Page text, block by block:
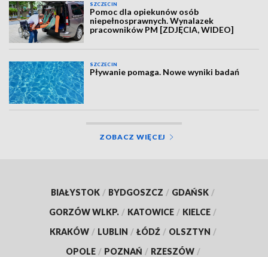
SZCZECIN
Pomoc dla opiekunów osób
niepełnosprawnych. Wynalazek
pracowników PM [ZDJĘCIA, WIDEO]
SZCZECIN
Pływanie pomaga. Nowe wyniki badań
ZOBACZ WIĘCEJ
BIAŁYSTOK / BYDGOSZCZ / GDAŃSK /
GORZÓW WLKP. / KATOWICE / KIELCE /
KRAKÓW / LUBLIN / ŁÓDŹ / OLSZTYN /
OPOLE / POZNAŃ / RZESZÓW /